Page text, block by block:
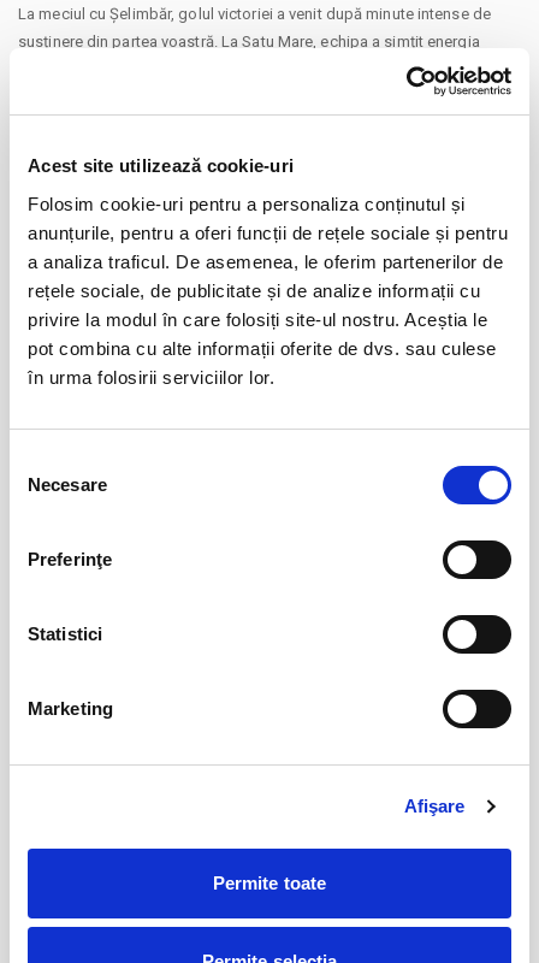
Acest site utilizează cookie-uri
Folosim cookie-uri pentru a personaliza conținutul și
anunțurile, pentru a oferi funcții de rețele sociale și pentru
a analiza traficul. De asemenea, le oferim partenerilor de
rețele sociale, de publicitate și de analize informații cu
privire la modul în care folosiți site-ul nostru. Aceștia le
pot combina cu alte informații oferite de dvs. sau culese
în urma folosirii serviciilor lor.
consimțământului
Necesare
Preferinţe
Statistici
Marketing
Afişare
Permite toate
La meciul cu Șelimbăr, golul victoriei a venit după minute intense de
susținere din partea voastră. La Satu Mare, echipa a simțit energia
Vineri, vrem să simțim din nou forța tribunei roș-albastre!
Biletele sunt disponibile online și la stadion.
inclusiv la startul meciului.
În ziua meciului, achizițiile de la casieria stadionului NU beneficiază de
reducere.
Recomandăm achiziționarea anticipată (online sau casierie stadion)
pentru a profita de această ofertă și a evita aglomerația din ultimele
minute înainte de începerea partidei.
e la un click distanță.
• Luni-Joi, orele 12:00 - 18:00
Casieriile din ziua meciului vor fi amplasate la Poarta 4 și vor fi
deschise începând cu ora 9:30.
- online -> https://www.bilete.ro/abonamente-fc-bihor-oradea/
poarta corespunzătoare biletului dumneavoastră pentru un acces facil
și rapid și să consultați politica de achiziție și info acces:
CONTINUARE
Distribuie aceasta pagina
Evenimente similare
01
05
03